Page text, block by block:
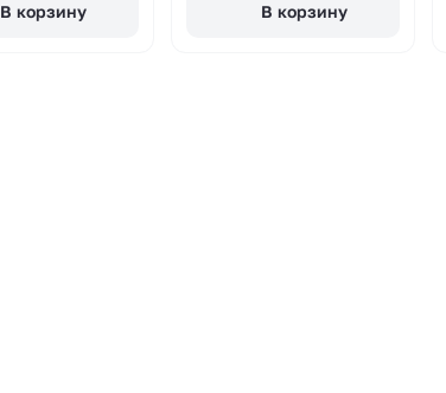
В корзину В корзину